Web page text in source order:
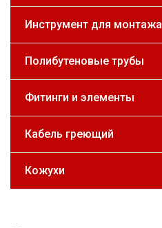
Инструмент для монтажа
Полибутеновые трубы
Фитинги и элементы
Кабель греющий
Кожухи